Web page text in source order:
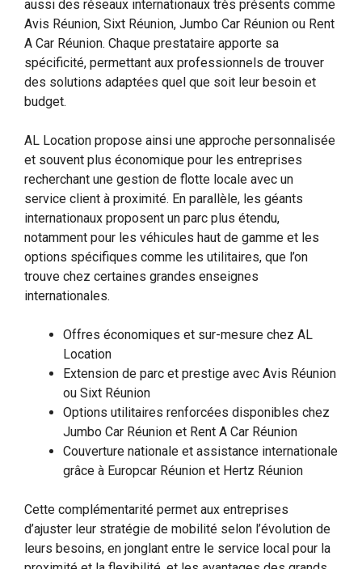
aussi des réseaux internationaux très présents comme
Avis Réunion, Sixt Réunion, Jumbo Car Réunion ou Rent
A Car Réunion. Chaque prestataire apporte sa
spécificité, permettant aux professionnels de trouver
des solutions adaptées quel que soit leur besoin et
budget.
AL Location propose ainsi une approche personnalisée
et souvent plus économique pour les entreprises
recherchant une gestion de flotte locale avec un
service client à proximité. En parallèle, les géants
internationaux proposent un parc plus étendu,
notamment pour les véhicules haut de gamme et les
options spécifiques comme les utilitaires, que l’on
trouve chez certaines grandes enseignes
internationales.
Offres économiques et sur-mesure chez AL
Location
Extension de parc et prestige avec Avis Réunion
ou Sixt Réunion
Options utilitaires renforcées disponibles chez
Jumbo Car Réunion et Rent A Car Réunion
Couverture nationale et assistance internationale
grâce à Europcar Réunion et Hertz Réunion
Cette complémentarité permet aux entreprises
d’ajuster leur stratégie de mobilité selon l’évolution de
leurs besoins, en jonglant entre le service local pour la